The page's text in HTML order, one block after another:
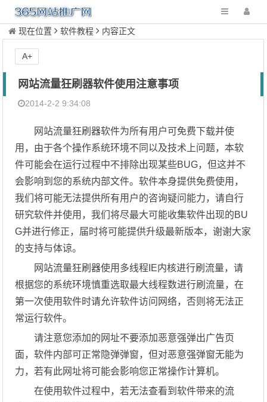
现在位置 软件教程 内容正文
网站流量狂刷器软件使用注意事项
2014-2-2 9:34:08
网站流量狂刷器软件为所有用户可免费下载并使
用，由于各个操作系统环境不同以及技术上问题，本软
件可能会在运行过程中不排除出现某些BUG，但这并不
会影响到您的系统内部文件。软件本身提供免费使用，
我们将可能无法提供所有用户的咨询疑问能力，请自行
研究软件并使用，我们将尽最大可能收集软件出现的BU
G并进行修正，届时将可能提供升级最新版本，谢谢大家
的支持与体谅。
网站流量狂刷器使用多线程IE内核进行刷流量，请
根据您的系统环境慎重选取最大线程数进行刷流量，在
第一次使用软件时请允许软件访问网络，否则将无法正
常运行软件。
请注意您添加的网址不要添加恶意强弹出广告页
面，软件内部可正常隐弹弹窗，但对恶意强弹窗无能为
力，若有此网址将可能会影响您正常操作计算机。
在使用软件过程中，若无法查看到软件带来的流
A+